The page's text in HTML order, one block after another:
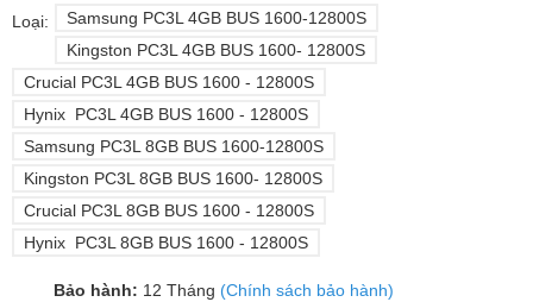
Loại:
Samsung PC3L 4GB BUS 1600-12800S
Kingston PC3L 4GB BUS 1600- 12800S
Crucial PC3L 4GB BUS 1600 - 12800S
Hynix PC3L 4GB BUS 1600 - 12800S
Samsung PC3L 8GB BUS 1600-12800S
Kingston PC3L 8GB BUS 1600- 12800S
Crucial PC3L 8GB BUS 1600 - 12800S
Hynix PC3L 8GB BUS 1600 - 12800S
Bảo hành: 12 Tháng (Chính sách bảo hành)